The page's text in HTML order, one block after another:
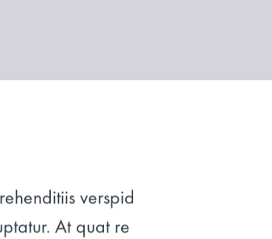
verspid
At quat re